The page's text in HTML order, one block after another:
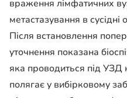
враження лімфатичних
метастазування в сусідні
Після встановлення
уточнення показана
яка проводиться під УЗД
полягає у вибірковому